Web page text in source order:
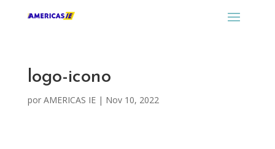
logo-icono
por AMERICAS IE| Nov 10, 2022